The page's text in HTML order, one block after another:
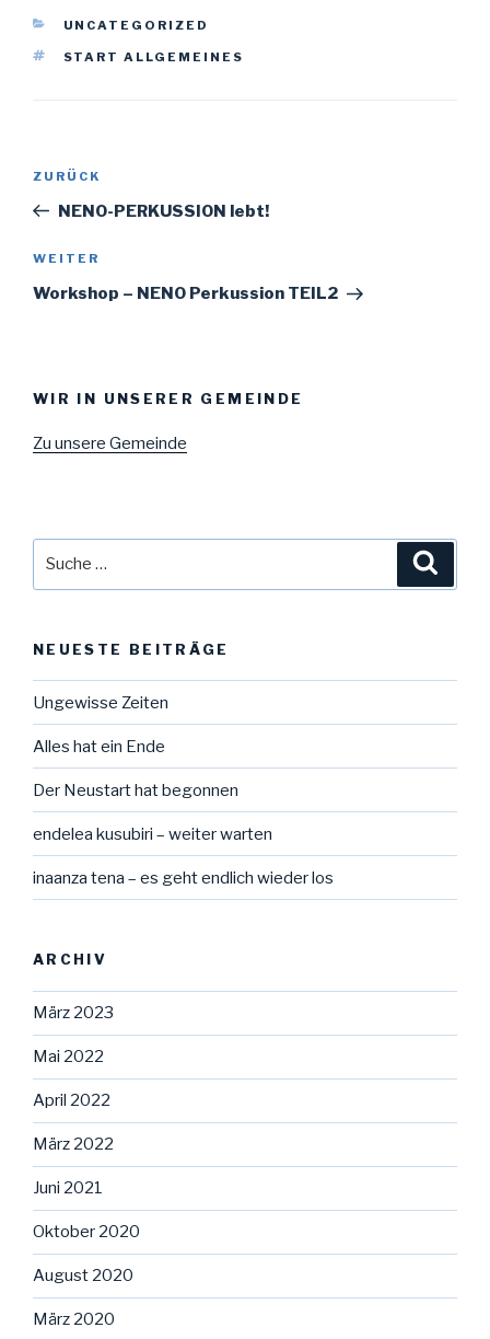
KATEGORIEN
UNCATEGORIZED
SCHLAGWÖRTER
START ALLGEMEINES
Beitragsnavigation
Vorheriger
Beitrag
ZURÜCK
NENO-PERKUSSION lebt!
Nächster
Beitrag
WEITER
Workshop – NENO Perkussion TEIL2
WIR IN UNSERER GEMEINDE
Zu unsere Gemeinde
NEUESTE BEITRÄGE
Ungewisse Zeiten
Alles hat ein Ende
Der Neustart hat begonnen
endelea kusubiri – weiter warten
inaanza tena – es geht endlich wieder los
ARCHIV
März 2023
Mai 2022
April 2022
März 2022
Juni 2021
Oktober 2020
August 2020
März 2020